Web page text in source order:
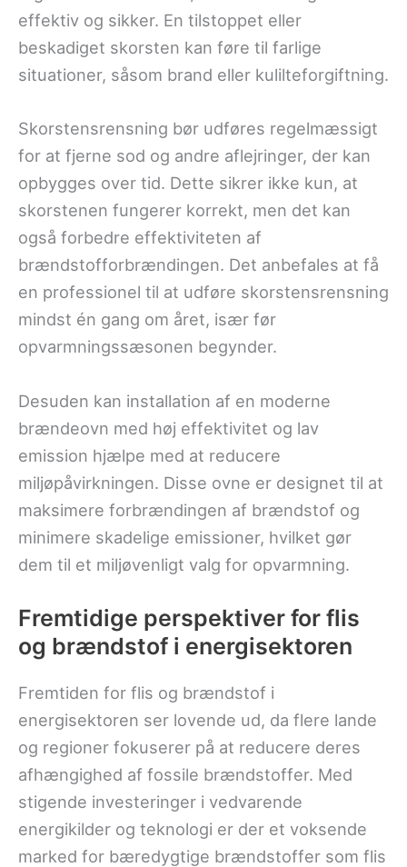
effektiv og sikker. En tilstoppet eller
beskadiget skorsten kan føre til farlige
situationer, såsom brand eller kulilteforgiftning.
Skorstensrensning bør udføres regelmæssigt
for at fjerne sod og andre aflejringer, der kan
opbygges over tid. Dette sikrer ikke kun, at
skorstenen fungerer korrekt, men det kan
også forbedre effektiviteten af
brændstofforbrændingen. Det anbefales at få
en professionel til at udføre skorstensrensning
mindst én gang om året, især før
opvarmningssæsonen begynder.
Desuden kan installation af en moderne
brændeovn med høj effektivitet og lav
emission hjælpe med at reducere
miljøpåvirkningen. Disse ovne er designet til at
maksimere forbrændingen af brændstof og
minimere skadelige emissioner, hvilket gør
dem til et miljøvenligt valg for opvarmning.
Fremtidige perspektiver for flis
og brændstof i energisektoren
Fremtiden for flis og brændstof i
energisektoren ser lovende ud, da flere lande
og regioner fokuserer på at reducere deres
afhængighed af fossile brændstoffer. Med
stigende investeringer i vedvarende
energikilder og teknologi er der et voksende
marked for bæredygtige brændstoffer som flis